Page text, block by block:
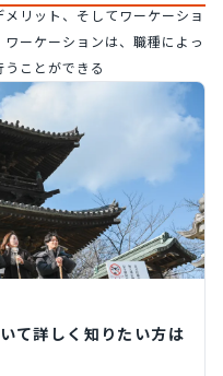
リット、そしてワーケーショ
ーケーションは、職種によっ
ことができる
て詳しく知りたい方は